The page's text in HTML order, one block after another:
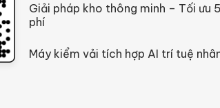
Giải pháp kho thông minh – Tối ưu
phí
Máy kiểm vải tích hợp AI trí tuệ